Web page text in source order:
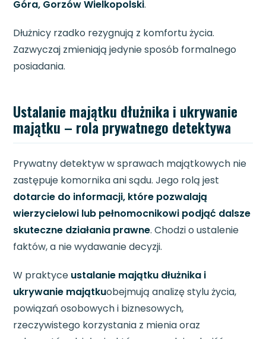
Góra, Gorzów Wielkopolski.
Dłużnicy rzadko rezygnują z komfortu życia.
Zazwyczaj zmieniają jedynie sposób formalnego
posiadania.
Ustalanie majątku dłużnika i ukrywanie
majątku – rola prywatnego detektywa
Prywatny detektyw w sprawach majątkowych nie
zastępuje komornika ani sądu. Jego rolą jest
dotarcie do informacji, które pozwalają
wierzycielowi lub pełnomocnikowi podjąć dalsze
skuteczne działania prawne. Chodzi o ustalenie
faktów, a nie wydawanie decyzji.
W praktyce ustalanie majątku dłużnika i
ukrywanie majątkuobejmują analizę stylu życia,
powiązań osobowych i biznesowych,
rzeczywistego korzystania z mienia oraz